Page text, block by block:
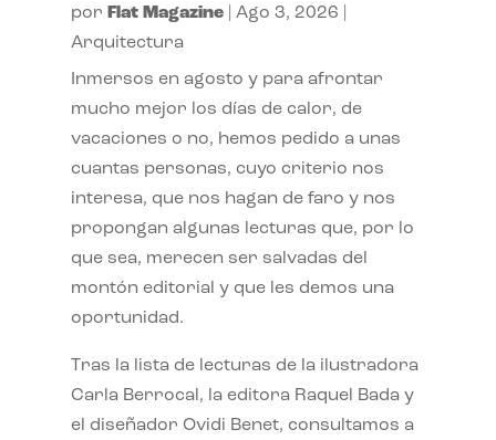
por Flat Magazine| Ago 3, 2026
Arquitectura
Inmersos en agosto y para afrontar
mucho mejor los días de calor, de
vacaciones o no, hemos pedido a unas
cuantas personas, cuyo criterio nos
interesa, que nos hagan de faro y nos
propongan algunas lecturas que, por lo
que sea, merecen ser salvadas del
montón editorial y que les demos una
oportunidad.
Tras la lista de lecturas de la ilustradora
Carla Berrocal, la editora Raquel Bada y
el diseñador Ovidi Benet, consultamos a